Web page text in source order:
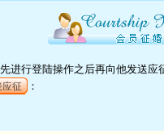
进行登陆操作之后再向他发送
应征 ：